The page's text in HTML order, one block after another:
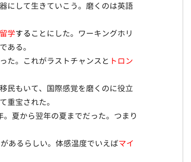
にして生きていこう。磨くのは英語
学することにした。ワーキングホリ
ある。
た。これがラストチャンスと トロン
民もいて、国際感覚を磨くのに役立
重宝された。
夏から翌年の夏までだった。つまり
あるらしい。体感温度でいえばマイ